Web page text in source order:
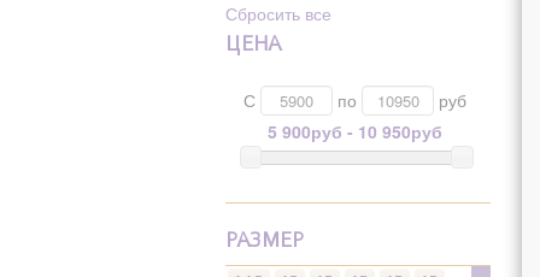
Сбросить все
ЦЕНА
С по
руб
5 900руб - 10 950руб
РАЗМЕР